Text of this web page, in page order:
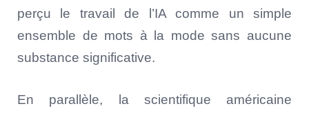
perçu le travail de l’IA comme un simple
ensemble de mots à la mode sans aucune
substance significative.
En parallèle, la scientifique américaine